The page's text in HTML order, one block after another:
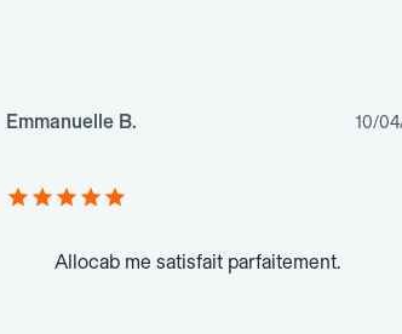
Emmanuelle B. 10/
Allocab me satisfait parfaitement.